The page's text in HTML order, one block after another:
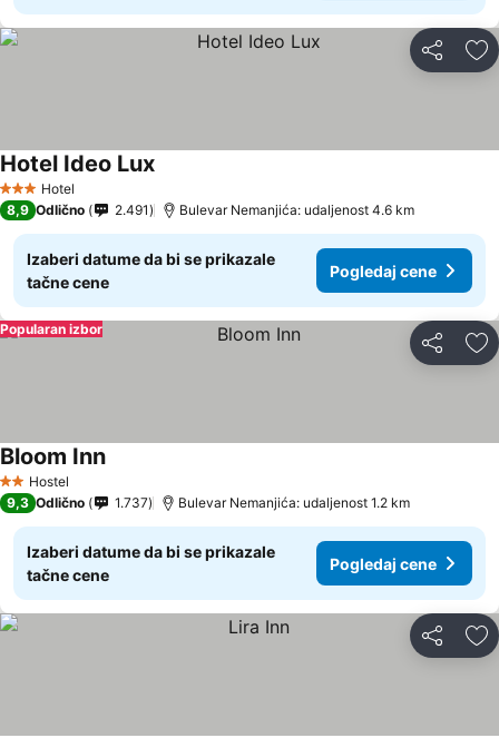
Deli
3 Zvezdice
Hotel
Hotel Ideo Lux
8,9 Odlično 2.491 Bulevar Nemanjića: udaljenost 4.6 km
Izaberi datume da bi se prikazale
tačne cene
Pogledaj cene
Deli
Popularan izbor
2 Zvezdice
Hostel
Bloom Inn
9,3 Odlično 1.737 Bulevar Nemanjića: udaljenost 1.2 km
Izaberi datume da bi se prikazale
tačne cene
Pogledaj cene
Deli